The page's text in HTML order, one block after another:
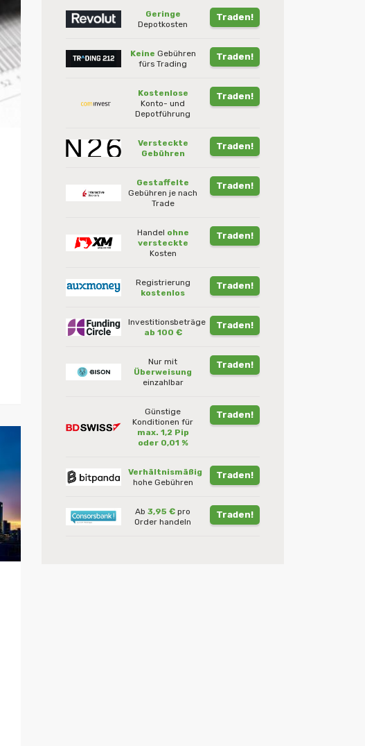
Geringe
Depotkosten
Traden!
Keine Gebühren
fürs Trading
Traden!
Kostenlose
Konto- und
Depotführung
Traden!
Versteckte
Gebühren
Traden!
Gestaffelte
Gebühren je nach
Trade
Traden!
Handel ohne
versteckte
Kosten
Traden!
Registrierung
kostenlos
Traden!
Investitionsbeträge
ab 100 €
Traden!
Nur mit
Überweisung
einzahlbar
Traden!
Günstige
Konditionen für
max. 1,2 Pip
oder 0,01 %
Traden!
Verhältnismäßig
hohe Gebühren
Traden!
Ab 3,95 € pro
Order handeln
Traden!